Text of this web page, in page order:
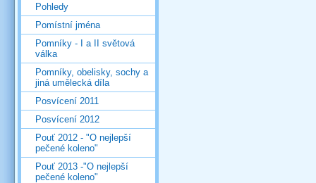
Pohledy
Pomístní jména
Pomníky - I a II světová
válka
Pomníky, obelisky, sochy a
jiná umělecká díla
Posvícení 2011
Posvícení 2012
Pouť 2012 - "O nejlepší
pečené koleno"
Pouť 2013 -"O nejlepší
pečené koleno"